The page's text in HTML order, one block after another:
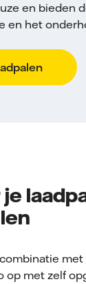
en bieden
en het
met
op met zelf